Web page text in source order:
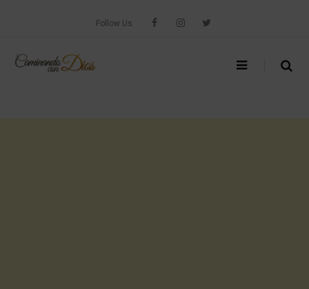
Follow Us